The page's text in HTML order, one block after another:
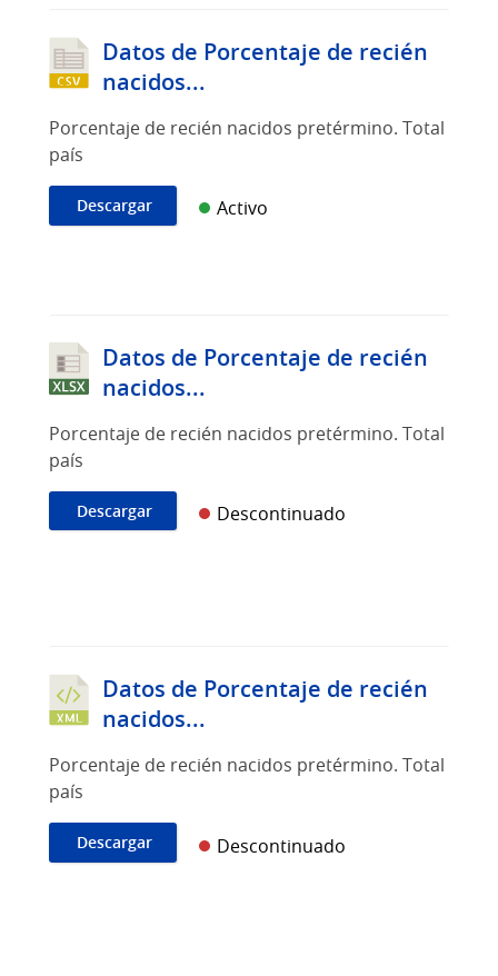
Datos de Porcentaje de recién
nacidos...
Porcentaje de recién nacidos pretérmino. Total
país
Descargar Activo
Datos de Porcentaje de recién
nacidos...
Porcentaje de recién nacidos pretérmino. Total
país
Descargar Descontinuado
Datos de Porcentaje de recién
nacidos...
Porcentaje de recién nacidos pretérmino. Total
país
Descargar Descontinuado